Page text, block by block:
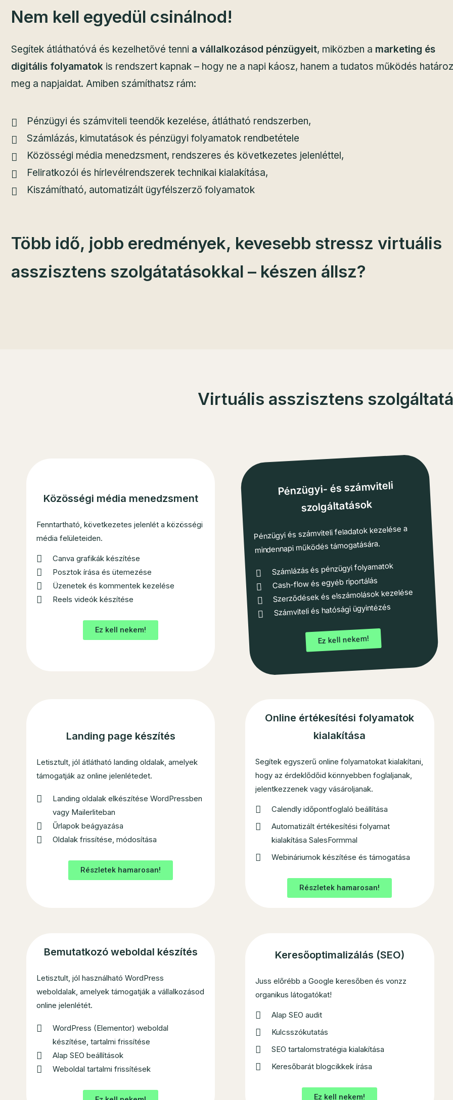
Nem kell egyedül csinálnod!
Segítek átláthatóvá és kezelhetővé tenni a vállalkozásod pénzügyeit, miközben a marketing és
digitális folyamatok is rendszert kapnak – hogy ne a napi káosz, hanem a tudatos működés
meg a napjaidat. Amiben számíthatsz rám:
Pénzügyi és számviteli teendők kezelése, átlátható rendszerben,
Számlázás, kimutatások és pénzügyi folyamatok rendbetétele
Közösségi média menedzsment, rendszeres és következetes jelenléttel,
Feliratkozói és hírlevélrendszerek technikai kialakítása,
Kiszámítható, automatizált ügyfélszerző folyamatok
Több idő, jobb eredmények, kevesebb stressz virtuális
asszisztens szolgátatásokkal – készen állsz?
Virtuális asszisztens
Közösségi média menedzsment
Fenntartható, következetes jelenlét a közösségi
média felületeiden.
Canva grafikák készítése
Posztok írása és ütemezése
Üzenetek és kommentek kezelése
Reels videók készítése
Ez kell nekem!
Pénzügyi- és számviteli
szolgáltatások
Pénzügyi és számviteli feladatok kezelése a
mindennapi működés támogatására.
Számlázás és pénzügyi folyamatok
Cash-flow és egyéb riportálás
Szerződések és elszámolások kezelése
Számviteli és hatósági ügyintézés
Ez kell nekem!
Landing page készítés
Letisztult, jól átlátható landing oldalak, amelyek
támogatják az online jelenlétedet.
Landing oldalak elkészítése WordPressben
vagy Mailerliteban
Űrlapok beágyazása
Oldalak frissítése, módosítása
Részletek hamarosan!
Online értékesítési folyamatok
kialakítása
Segítek egyszerű online folyamatokat kialakítani,
hogy az érdeklődőid könnyebben foglaljanak,
jelentkezzenek vagy vásároljanak.
Calendly időpontfoglaló beállítása
Automatizált értékesítési folyamat
kialakítása SalesFormmal
Webináriumok készítése és támogatása
Részletek hamarosan!
Bemutatkozó weboldal készítés
Letisztult, jól használható WordPress
weboldalak, amelyek támogatják a vállalkozásod
online jelenlétét.
WordPress (Elementor) weboldal
készítése, tartalmi frissítése
Alap SEO beállítások
Weboldal tartalmi frissítések
Keresőoptimalizálás (SEO)
Juss előrébb a Google keresőben és vonzz
organikus látogatókat!
Alap SEO audit
Kulcsszókutatás
SEO tartalomstratégia kialakítása
Keresőbarát blogcikkek írása
Ez kell nekem!